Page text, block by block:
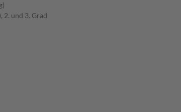
2. und 3. Grad